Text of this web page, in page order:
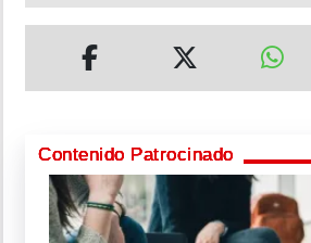
Contenido Patrocinado